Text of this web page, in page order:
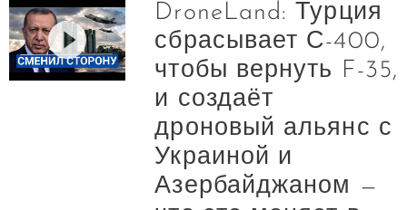
DroneLand: Турция
сбрасывает С-400,
чтобы вернуть F-35,
и создаёт
дроновый альянс с
Украиной и
Азербайджаном —